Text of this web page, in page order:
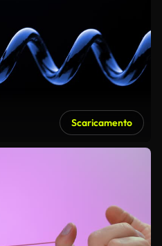
Scaricamento